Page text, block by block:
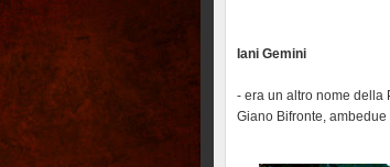
Iani Gemini
- era un altro nome della
Giano Bifronte,